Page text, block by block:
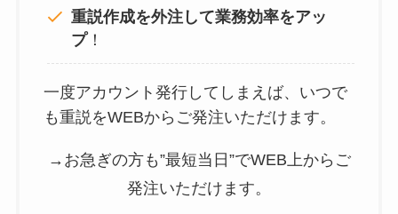
重説作成を外注して業務効率をアッ
プ！
一度アカウント発行してしまえば、いつで
も重説をWEBからご発注いただけます。
→お急ぎの方も”最短当日”でWEB上からご
発注いただけます。